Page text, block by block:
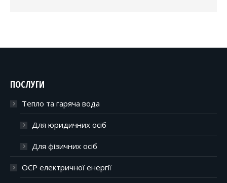
ПОСЛУГИ
Тепло та гаряча вода
Для юридичних осіб
Для фізичних осіб
ОСР електричної енергії